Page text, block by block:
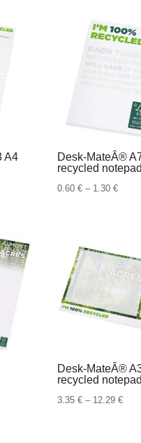
A4
Desk-MateÂ®
recycled notepad
0.60 € – 1.30 €
do
1.30 €
Desk-MateÂ®
recycled notepad
3.35 € – 12.29 €